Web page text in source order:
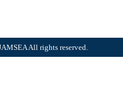
All rights reserved.